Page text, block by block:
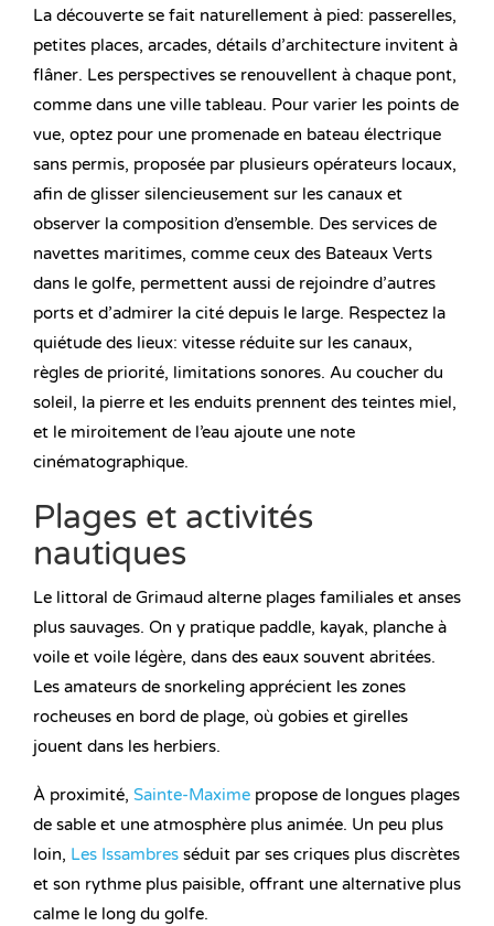
La découverte se fait naturellement à pied: passerelles,
petites places, arcades, détails d’architecture invitent à
flâner. Les perspectives se renouvellent à chaque pont,
comme dans une ville tableau. Pour varier les points de
vue, optez pour une promenade en bateau électrique
sans permis, proposée par plusieurs opérateurs locaux,
afin de glisser silencieusement sur les canaux et
observer la composition d’ensemble. Des services de
navettes maritimes, comme ceux des Bateaux Verts
dans le golfe, permettent aussi de rejoindre d’autres
ports et d’admirer la cité depuis le large. Respectez la
quiétude des lieux: vitesse réduite sur les canaux,
règles de priorité, limitations sonores. Au coucher du
soleil, la pierre et les enduits prennent des teintes miel,
et le miroitement de l’eau ajoute une note
cinématographique.
Plages et activités
nautiques
Le littoral de Grimaud alterne plages familiales et anses
plus sauvages. On y pratique paddle, kayak, planche à
voile et voile légère, dans des eaux souvent abritées.
Les amateurs de snorkeling apprécient les zones
rocheuses en bord de plage, où gobies et girelles
jouent dans les herbiers.
À proximité, Sainte-Maxime propose de longues plages
de sable et une atmosphère plus animée. Un peu plus
loin, Les Issambres séduit par ses criques plus discrètes
et son rythme plus paisible, offrant une alternative plus
calme le long du golfe.